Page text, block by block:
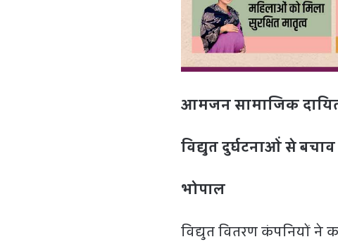
आमजन सामाजिक
विद्युत दुर्घटनाओं से
भोपाल
विद्युत वितरण कंपनियों ने